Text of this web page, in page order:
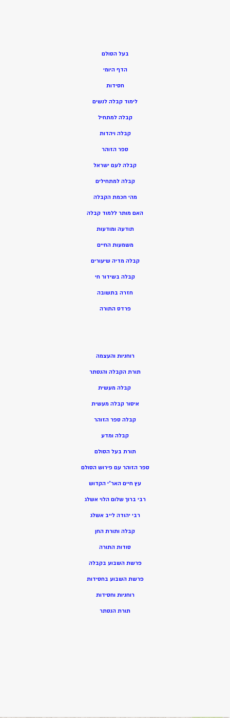
בעל הסולם
הדף היומי
חסידות
לימוד קבלה לנשים
קבלה למתחיל
קבלה ויהדות
ספר הזוהר
קבלה לעם ישראל
קבלה למתחילים
מהי חכמת הקבלה
האם מותר ללמוד קבלה
תודעה ומודעות
משמעות החיים
קבלה מדיה שיעורים
קבלה בשידור חי
חזרה בתשובה
פרדס התורה
רוחניות והעצמה
תורת הקבלה והנסתר
קבלה מעשית
איסור קבלה מעשית
קבלה ספר הזוהר
קבלה ומדע
תורת בעל הסולם
ספר הזוהר עם פירוש הסולם
עץ חיים האר”י הקדוש
רבי ברוך שלום הלוי אשלג
רבי יהודה לייב אשלג
קבלה ותורת החן
סודות התורה
פרשת השבוע בקבלה
פרשת השבוע בחסידות
רוחניות וחסידות
תורת הנסתר